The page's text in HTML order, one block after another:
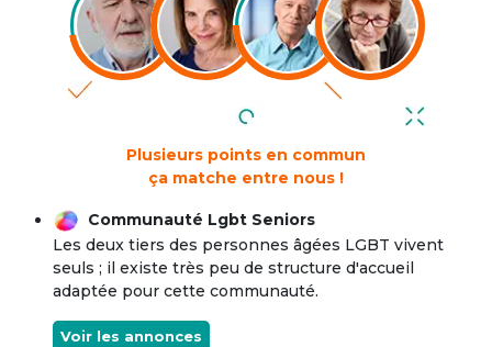
Plusieurs points en commun
ça matche entre nous !
Communauté Lgbt Seniors
Les deux tiers des personnes âgées LGBT vivent
seuls ; il existe très peu de structure d'accueil
adaptée pour cette communauté.
Voir les annonces